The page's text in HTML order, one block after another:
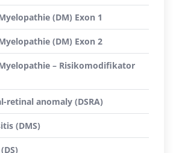
(DM) Exon 1
(DM) Exon 2
– Risikomodifikator
retinal anomaly (DSRA)
(DMS)